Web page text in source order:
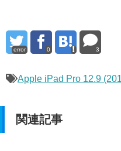
error 0 3
Apple iPad Pro 12.9
関連記事